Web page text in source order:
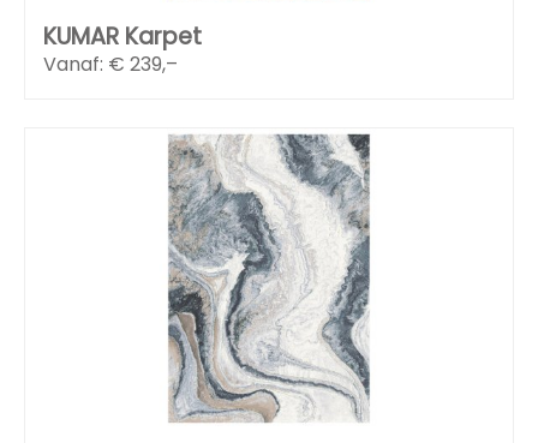
KUMAR Karpet
Vanaf: € 239,–